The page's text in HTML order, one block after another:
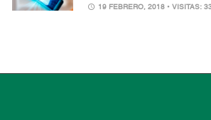
19 FEBRERO, 2018 • VISITAS: